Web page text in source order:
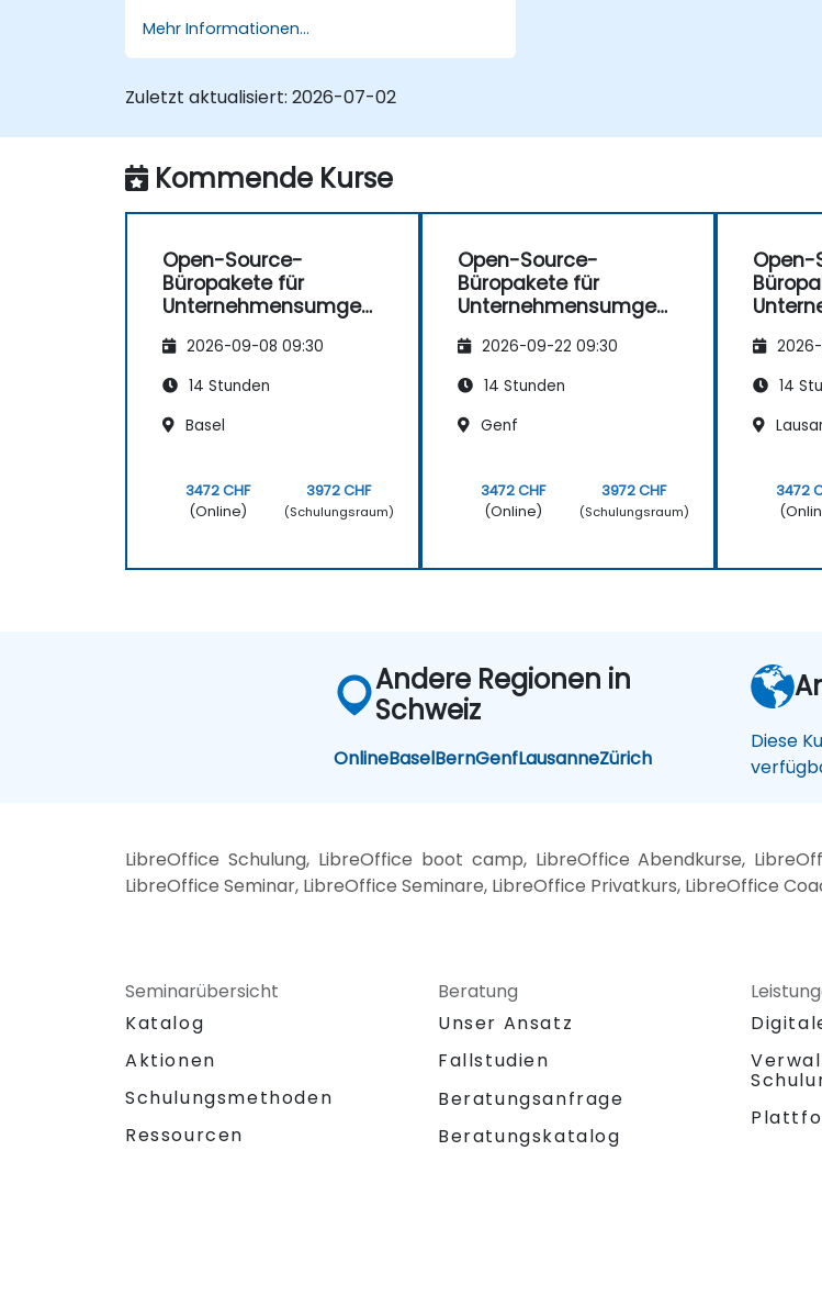
Kollaboration zu implementieren und die
Benutzerakzeptanz zu managen.
Mehr Informationen...
Zuletzt aktualisiert: 2026-07-02
Kommende Kurse
Open-Source-
Büropakete für
Unternehmensumgeb
2026-09-08 09:30
14 Stunden
Basel
3472 CHF
(Online)
3972 CHF
(Schulungsraum)
Open-Source-
Büropakete für
Unternehmensumgeb
2026-09-22 09:30
14 Stunden
Genf
3472 CHF
(Online)
3972 CHF
(Schulungsraum)
Open-
14
3472
Andere Regionen in
Schweiz
OnlineBaselBernGenfLausanneZürich
Diese
LibreOffice Schulung, LibreOffice boot camp, LibreOffice Abendkurse,
LibreOffice Seminar, LibreOffice Seminare, LibreOffice Privatkurs, LibreOffice
Seminarübersicht
Katalog
Aktionen
Schulungsmethoden
Ressourcen
Beratung
Unser Ansatz
Fallstudien
Beratungsanfrage
Beratungskatalog